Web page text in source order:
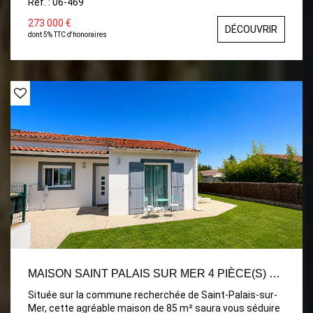
potentiel après rafraîchissement. L'entrée se fait par une
véranda lumineuse, menant à une cuisine avec pièce
attenante. Un dégagement dessert ensuite deux
chambres, une salle d'eau et un WC. Chauffage
électrique.
273 000 €
dont 5% TTC d'honoraires DÉCOUVRIR
MAISON SAINT PALAIS SUR MER 4 PIÈCE(S) 85 M2
Située sur la commune recherchée de Saint-Palais-sur-
Mer, cette agréable maison de 85 m² saura vous séduire